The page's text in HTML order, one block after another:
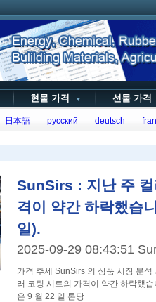
현물 가격 ▼ 선물 가
日本語 русский deutsch
SunSirs : 지난 주
격이 약간 하락했습
일).
2025-09-29 08:43:51
가격 추세 SunSirs 의 상품 시장 분석 시스템에 따르면 지난 주에는 컬
러 코팅 시트의 가격이 약간 하락했
은 9 월 22 일 톤당